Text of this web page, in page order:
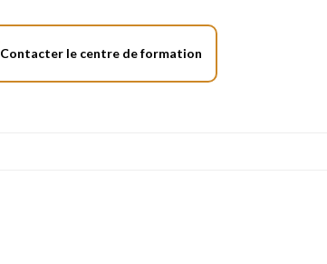
Contacter le centre de formation